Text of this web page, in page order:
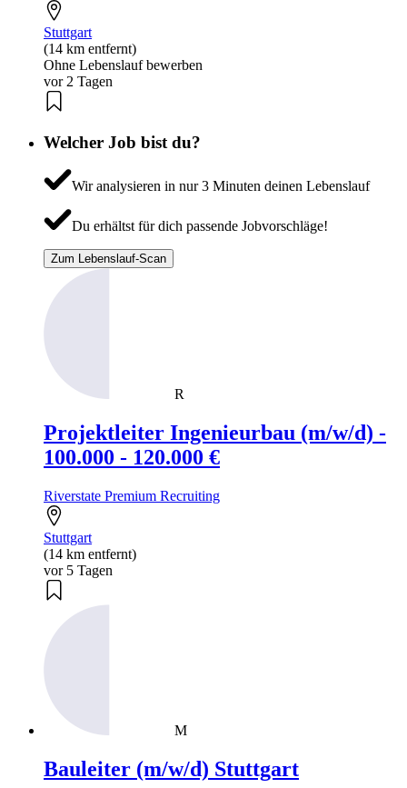
Stuttgart
(14 km entfernt)
Ohne Lebenslauf bewerben
vor 2 Tagen
Welcher Job bist du?
Wir analysieren in nur 3 Minuten deinen Lebenslauf
Du erhältst für dich passende Jobvorschläge!
Zum Lebenslauf-Scan
R
Projektleiter Ingenieurbau (m/w/d) -
100.000 - 120.000 €
Riverstate Premium Recruiting
Stuttgart
(14 km entfernt)
vor 5 Tagen
M
Bauleiter (m/w/d) Stuttgart